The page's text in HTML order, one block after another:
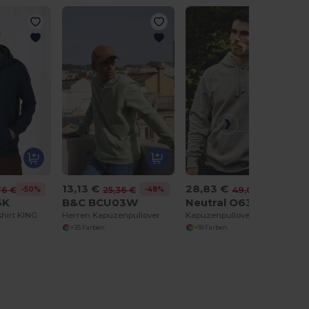
€ -50%
KING
13,13 € 25,36 € -48%
B&C BCU03W
Herren Kapuzenpullover
+35 Farben
28,83 € 49,00 €
Neutral O63101
Kapuzenpullover Mann
+18 Farben